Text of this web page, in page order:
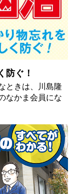
防ぐ！
ときは、川島隆
なかま会員にな